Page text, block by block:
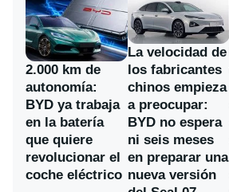
2.000 km de
autonomía:
BYD ya trabaja
en la batería
que quiere
revolucionar el
coche eléctrico
La velocidad de
los fabricantes
chinos empieza
a preocupar:
BYD no espera
ni seis meses
en preparar una
nueva versión